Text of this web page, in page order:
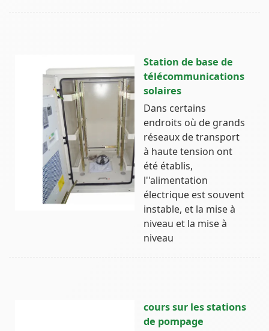
Station de base de
télécommunications
solaires
Dans certains
endroits où de grands
réseaux de transport
à haute tension ont
été établis,
l''alimentation
électrique est souvent
instable, et la mise à
niveau et la mise à
niveau
cours sur les stations
de pompage